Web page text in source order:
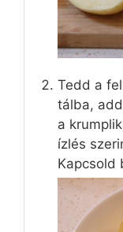
Tedd a
tálba,
a
ízlés
Kapcsold